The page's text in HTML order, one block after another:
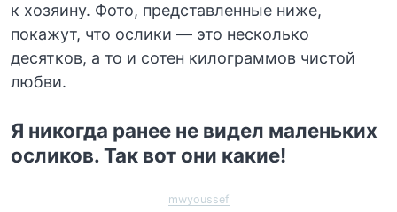
к хозяину. Фото, представленные ниже,
покажут, что ослики — это несколько
десятков, а то и сотен килограммов чистой
любви.
Я никогда ранее не видел маленьких
осликов. Так вот они какие!
mwyoussef